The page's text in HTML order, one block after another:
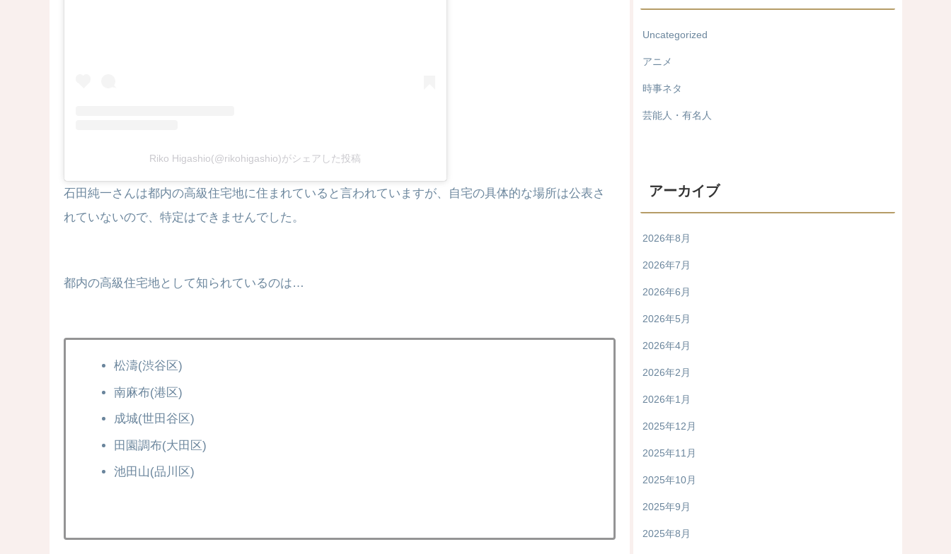
Riko Higashio(@rikohigashio)がシェアした投稿
石田純一さんは都内の高級住宅地に住まれていると言われていますが、自宅の具体的な場所は公表さ
れていないので、特定はできませんでした。
都内の高級住宅地として知られているのは…
松濤(渋谷区)
南麻布(港区)
成城(世田谷区)
田園調布(大田区)
池田山(品川区)
Uncategorized
アニメ
時事ネタ
芸能人・有名人
アーカイブ
2026年8月
2026年7月
2026年6月
2026年5月
2026年4月
2026年2月
2026年1月
2025年12月
2025年11月
2025年10月
2025年9月
2025年8月